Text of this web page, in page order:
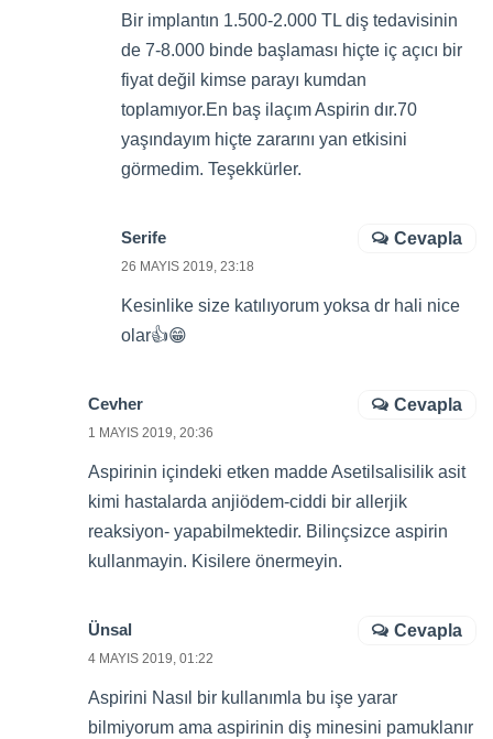
Bir implantın 1.500-2.000 TL diş tedavisinin
de 7-8.000 binde başlaması hiçte iç açıcı bir
fiyat değil kimse parayı kumdan
toplamıyor.En baş ilaçım Aspirin dır.70
yaşındayım hiçte zararını yan etkisini
görmedim. Teşekkürler.
Serife
26 MAYIS 2019, 23:18
Kesinlike size katılıyorum yoksa dr hali nice
olar👍😁
Cevapla
Cevher
1 MAYIS 2019, 20:36
Aspirinin içindeki etken madde Asetilsalisilik asit
kimi hastalarda anjiödem-ciddi bir allerjik
reaksiyon- yapabilmektedir. Bilinçsizce aspirin
kullanmayin. Kisilere önermeyin.
Cevapla
Ünsal
4 MAYIS 2019, 01:22
Aspirini Nasıl bir kullanımla bu işe yarar
bilmiyorum ama aspirinin diş minesini pamuklanır
Cevapla